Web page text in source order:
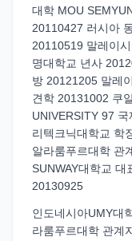
대학 MOU
20110427 러시아
20110519 말레이
명대학교 년사
방 20121205 말레
견학 20131002 쿠
UNIVERSITY 97
리텍크닉대학교 학
알라룸푸르대학 관
SUNWAY대학교
20130925
인도네시아UMY대
라룸푸르대학 관계